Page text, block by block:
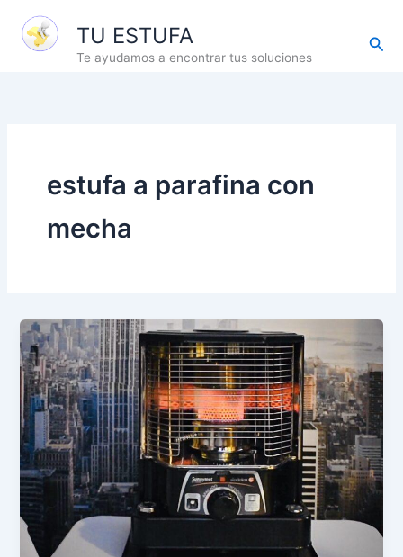
contenido
TU ESTUFA
Te ayudamos a encontrar tus soluciones
estufa a parafina con
mecha